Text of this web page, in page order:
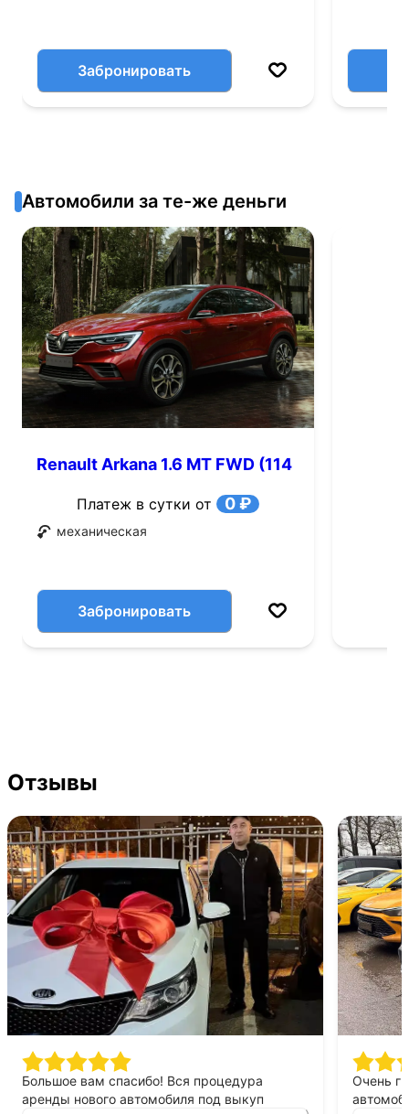
Забронировать
Автомобили за те-же деньги
Renault Arkana 1.6 MT FWD (114
Платеж в сутки от 0 ₽
механическая
Забронировать
Отзывы
Большое вам спасибо! Вся процедура
аренды нового автомобиля под выкуп
Очень